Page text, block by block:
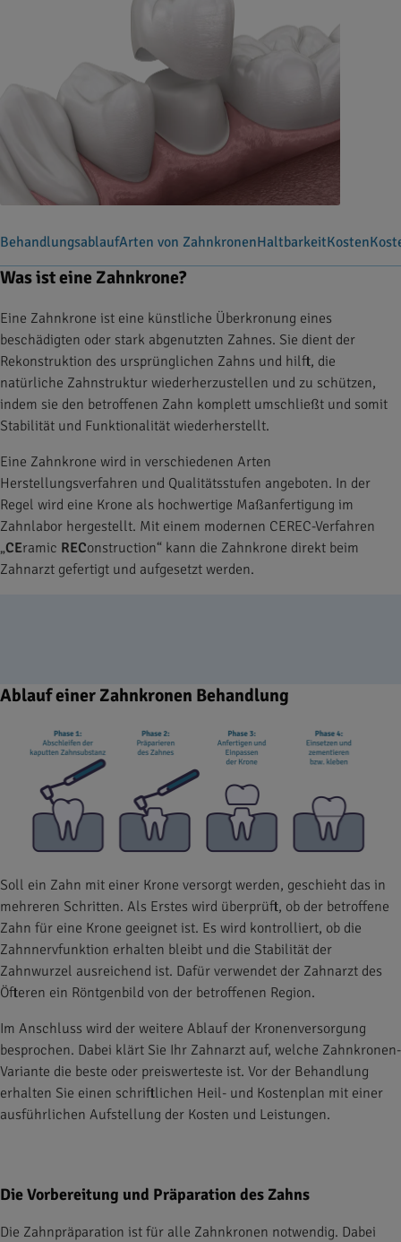
BehandlungsablaufArten von ZahnkronenHaltbarkeitKosten
Was ist eine Zahnkrone?
Eine Zahnkrone ist eine künstliche Überkronung eines
beschädigten oder stark abgenutzten Zahnes. Sie dient der
Rekonstruktion des ursprünglichen Zahns und hilft, die
natürliche Zahnstruktur wiederherzustellen und zu schützen,
indem sie den betroffenen Zahn komplett umschließt und somit
Stabilität und Funktionalität wiederherstellt.
Eine Zahnkrone wird in verschiedenen Arten
Herstellungsverfahren und Qualitätsstufen angeboten. In der
Regel wird eine Krone als hochwertige Maßanfertigung im
Zahnlabor hergestellt. Mit einem modernen CEREC-Verfahren
„CEramic REConstruction“ kann die Zahnkrone direkt beim
Zahnarzt gefertigt und aufgesetzt werden.
Ablauf einer Zahnkronen Behandlung
Soll ein Zahn mit einer Krone versorgt werden, geschieht das in
mehreren Schritten. Als Erstes wird überprüft, ob der betroffene
Zahn für eine Krone geeignet ist. Es wird kontrolliert, ob die
Zahnnervfunktion erhalten bleibt und die Stabilität der
Zahnwurzel ausreichend ist. Dafür verwendet der Zahnarzt des
Öfteren ein Röntgenbild von der betroffenen Region.
Im Anschluss wird der weitere Ablauf der Kronenversorgung
besprochen. Dabei klärt Sie Ihr Zahnarzt auf, welche Zahnkronen-
Variante die beste oder preiswerteste ist. Vor der Behandlung
erhalten Sie einen schriftlichen Heil- und Kostenplan mit einer
ausführlichen Aufstellung der Kosten und Leistungen.
Die Vorbereitung und Präparation des Zahns
Die Zahnpräparation ist für alle Zahnkronen notwendig. Dabei